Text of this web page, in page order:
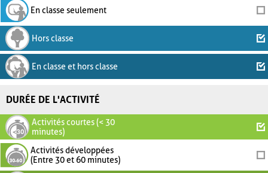
En classe seulement
Hors classe
En classe et hors classe
DURÉE DE L'ACTIVITÉ
Activités courtes (< 30
minutes)
Activités développées
(Entre 30 et 60 minutes)